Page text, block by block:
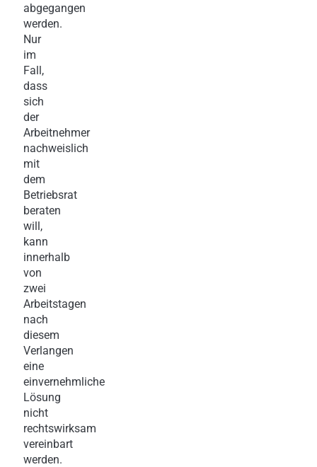
abgegangen
werden.
Nur
im
Fall,
dass
sich
der
Arbeitnehmer
nachweislich
mit
dem
Betriebsrat
beraten
will,
kann
innerhalb
von
zwei
Arbeitstagen
nach
diesem
Verlangen
eine
einvernehmliche
Lösung
nicht
rechtswirksam
vereinbart
werden.